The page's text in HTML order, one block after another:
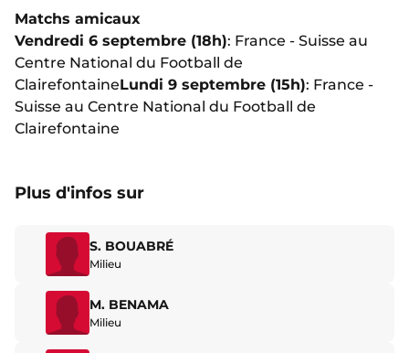
Matchs amicaux
Vendredi 6 septembre (18h): France - Suisse au
Centre National du Football de
ClairefontaineLundi 9 septembre (15h): France -
Suisse au Centre National du Football de
Clairefontaine
Plus d'infos sur
S. BOUABRÉ
Milieu
M. BENAMA
Milieu